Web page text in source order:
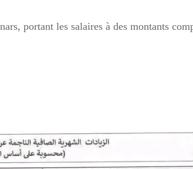
portant les salaires à des montants